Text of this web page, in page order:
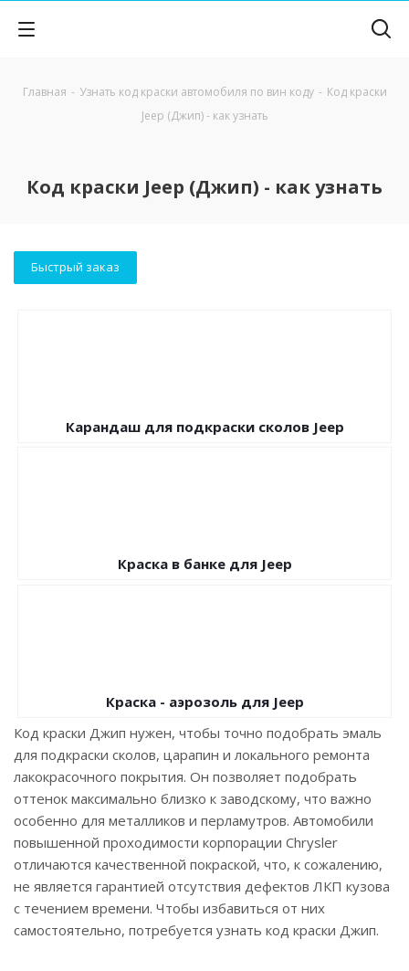
Главная - Узнать код краски автомобиля по вин коду - Код краски
Jeep (Джип) - как узнать
Код краски Jeep (Джип) - как узнать
Быстрый заказ
Карандаш для подкраски сколов Jeep
Краска в банке для Jeep
Краска - аэрозоль для Jeep
Код краски Джип нужен, чтобы точно подобрать эмаль
для подкраски сколов, царапин и локального ремонта
лакокрасочного покрытия. Он позволяет подобрать
оттенок максимально близко к заводскому, что важно
особенно для металликов и перламутров. Автомобили
повышенной проходимости корпорации Chrysler
отличаются качественной покраской, что, к сожалению,
не является гарантией отсутствия дефектов ЛКП кузова
с течением времени. Чтобы избавиться от них
самостоятельно, потребуется узнать код краски Джип.